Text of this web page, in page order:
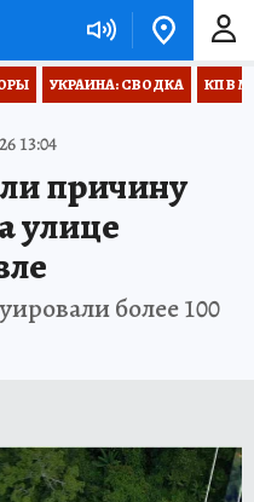
УКРАИНА: СВОДКА КП В
13:04
причину
улице
более 100